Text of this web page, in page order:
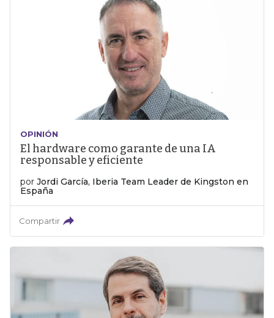
OPINIÓN
El hardware como garante de una IA
responsable y eficiente
por Jordi García, Iberia Team Leader de Kingston en
España
Compartir